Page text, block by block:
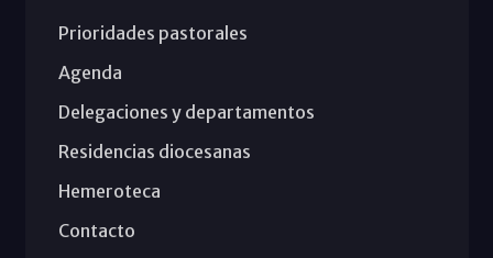
Prioridades pastorales
Agenda
Delegaciones y departamentos
Residencias diocesanas
Hemeroteca
Contacto